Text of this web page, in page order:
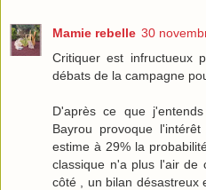
Mamie rebelle 30
Critiquer est infructueux
débats de la campagne
D'après ce que
Bayrou provoque
estime à 29% la
classique n'a plus l'air de
côté , un bilan désastreux